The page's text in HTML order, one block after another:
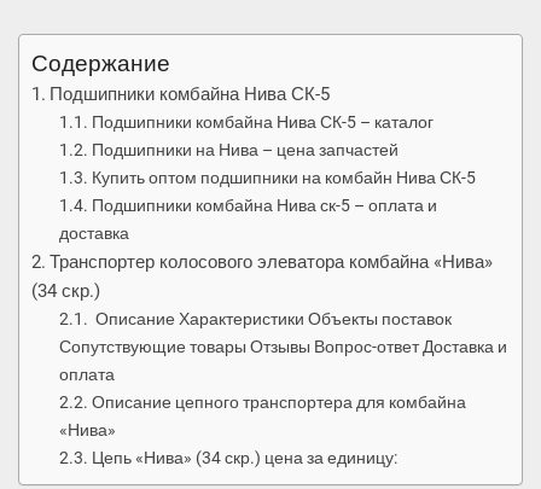
Содержание
Подшипники комбайна Нива СК-5
Подшипники комбайна Нива СК-5 – каталог
Подшипники на Нива – цена запчастей
Купить оптом подшипники на комбайн Нива СК-5
Подшипники комбайна Нива ск-5 – оплата и
доставка
Транспортер колосового элеватора комбайна «Нива»
(34 скр.)
Описание Характеристики Объекты поставок
Сопутствующие товары Отзывы Вопрос-ответ Доставка и
оплата
Описание цепного транспортера для комбайна
«Нива»
Цепь «Нива» (34 скр.) цена за единицу: